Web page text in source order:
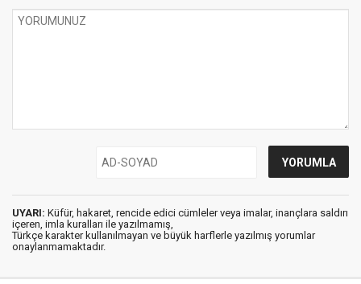
UYARI: Küfür, hakaret, rencide edici cümleler veya imalar, inançlara saldırı
içeren, imla kuralları ile yazılmamış,
Türkçe karakter kullanılmayan ve büyük harflerle yazılmış yorumlar
onaylanmamaktadır.